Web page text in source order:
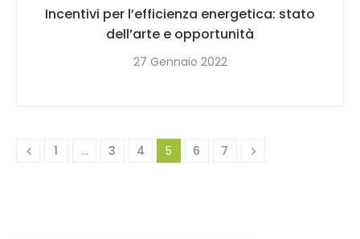
Incentivi per l’efficienza energetica: stato
dell’arte e opportunità
27 Gennaio 2022
1 … 3 4 5 6 7